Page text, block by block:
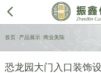

首页 产品展示/商业美陈
恐龙园大门入口装饰